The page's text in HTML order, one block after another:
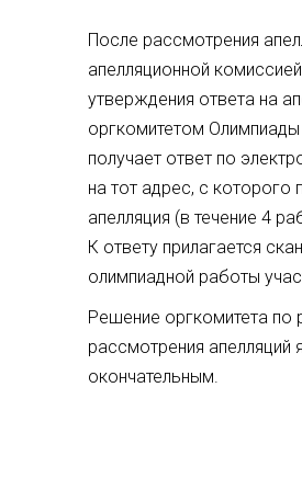
После рассмотрения
апелляционной
утверждения ответа на
оргкомитетом Олимпиады
получает ответ по
на тот адрес, с которого
апелляция (в течение 4
К ответу прилагается скан
олимпиадной работы
Решение оргкомитета по
рассмотрения апелляций
окончательным.